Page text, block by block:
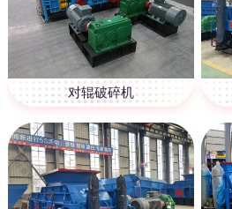
对辊破碎机